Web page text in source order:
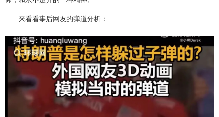
来看看事后网友的弹道分析：